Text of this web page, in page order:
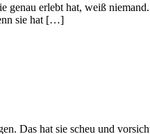
genau erlebt hat, weiß
sie hat […]
Das hat sie scheu und